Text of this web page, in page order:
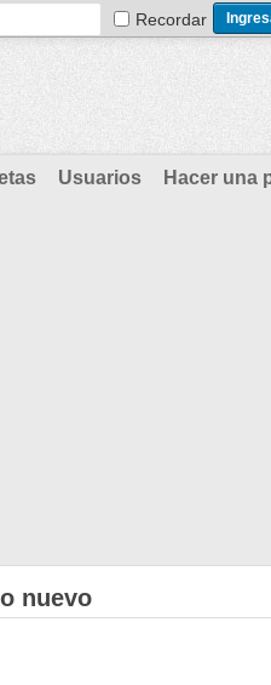
Recordar
Usuarios Hacer una
nuevo